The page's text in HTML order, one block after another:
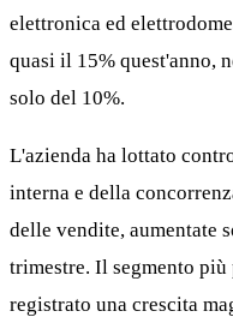
elettronica ed
quasi il 15% quest'anno,
solo del 10%.
L'azienda ha lottato
interna e della
delle vendite, aumentate
trimestre. Il segmento
registrato una crescita